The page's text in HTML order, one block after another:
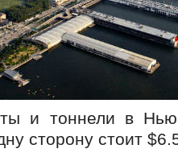
и тоннели в
сторону стоит